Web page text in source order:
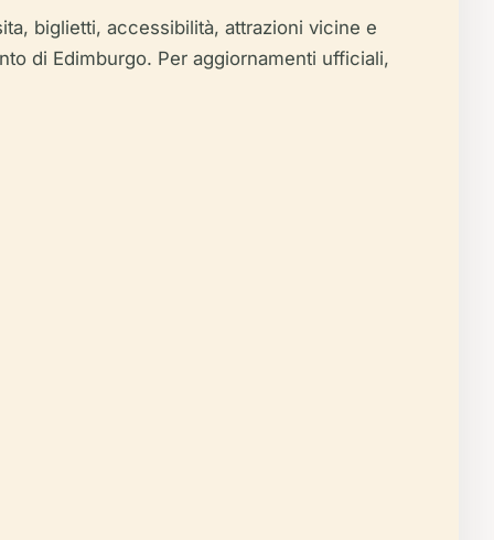
biglietti, accessibilità, attrazioni vicine e
di Edimburgo. Per aggiornamenti ufficiali,